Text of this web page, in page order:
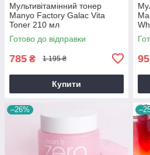
Мультивітамінний тонер
Manyo Factory Galac Vita
Toner 210 мл
Готово до відправки
785 ₴ 1 195 ₴
Купити
–26%